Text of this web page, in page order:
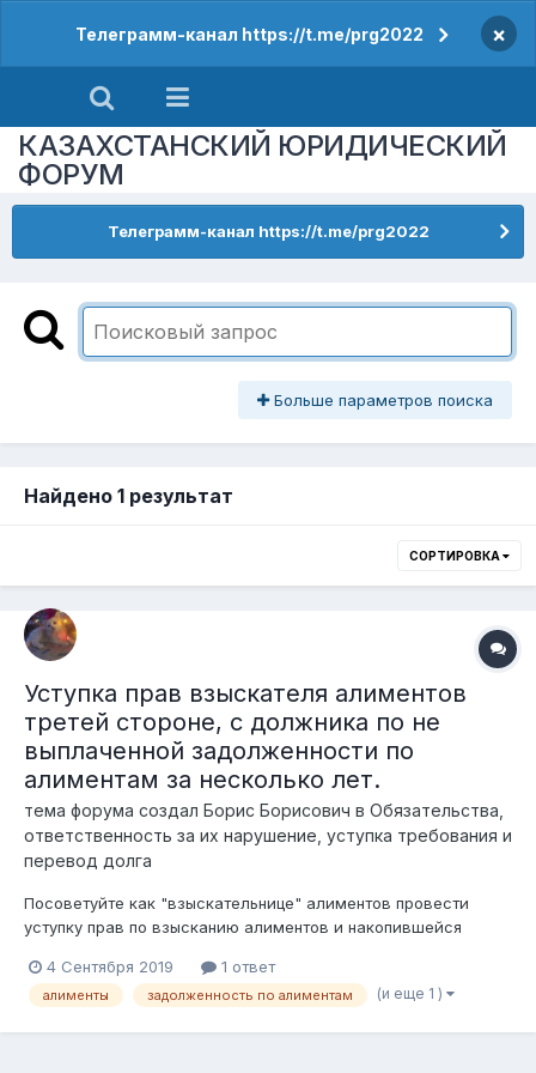
Телеграмм-канал https://t.me/prg2022 ×
КАЗАХСТАНСКИЙ ЮРИДИЧЕСКИЙ
ФОРУМ
Телеграмм-канал https://t.me/prg2022
Больше параметров поиска
Найдено 1 результат
СОРТИРОВКА
Уступка прав взыскателя алиментов
третей стороне, с должника по не
выплаченной задолженности по
алиментам за несколько лет.
тема форума создал Борис Борисович в Обязательства,
ответственность за их нарушение, уступка требования и
перевод долга
Посоветуйте как "взыскательнице" алиментов провести
уступку прав по взысканию алиментов и накопившейся
случае -"Индивидуальному предпринимателю" (по 910 форме
отчётности по прочим услугам не в ходячим в список
4 Сентября 2019 1 ответ
алименты задолженность по алиментам (и еще 1 )